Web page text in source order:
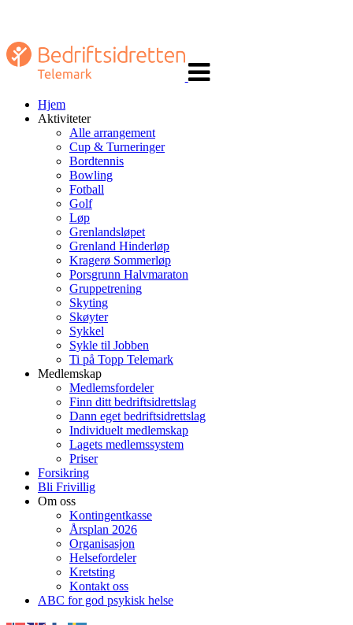
navigasjon
Hjem
Aktiviteter
Alle arrangement
Cup & Turneringer
Bordtennis
Bowling
Fotball
Golf
Løp
Grenlandsløpet
Grenland Hinderløp
Kragerø Sommerløp
Porsgrunn Halvmaraton
Gruppetrening
Skyting
Skøyter
Sykkel
Sykle til Jobben
Ti på Topp Telemark
Medlemskap
Medlemsfordeler
Finn ditt bedriftsidrettslag
Dann eget bedriftsidrettslag
Individuelt medlemskap
Lagets medlemssystem
Priser
Forsikring
Bli Frivillig
Om oss
Kontingentkasse
Årsplan 2026
Organisasjon
Helsefordeler
Kretsting
Kontakt oss
ABC for god psykisk helse